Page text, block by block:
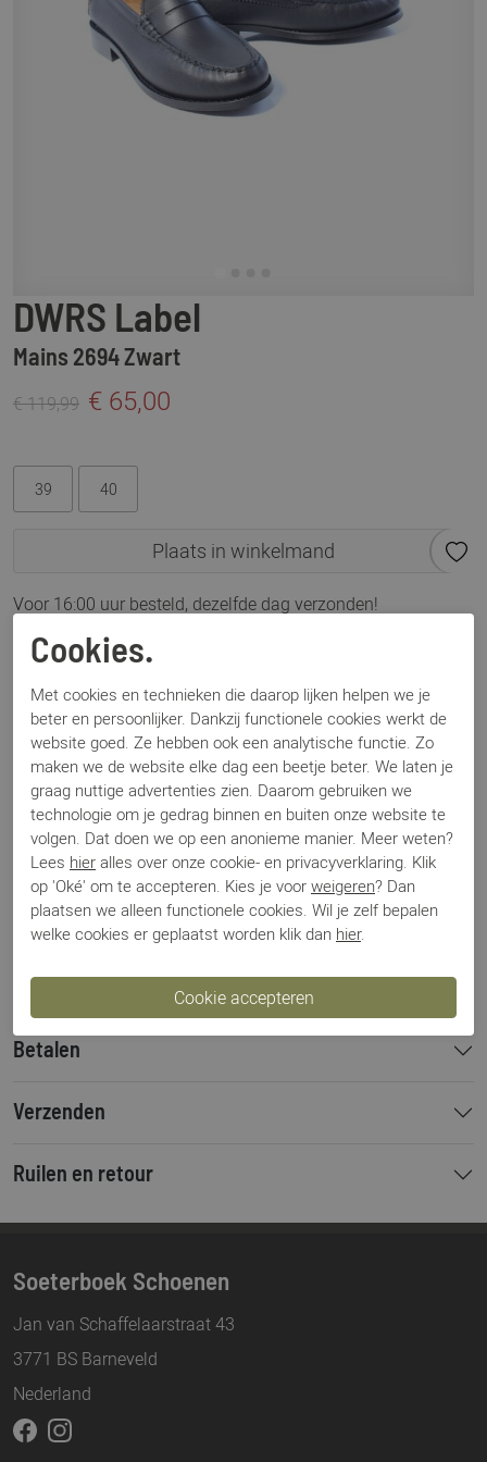
DWRS Label
Mains 2694 Zwart
€ 119,99 € 65,00
39 40
Plaats in winkelmand
Voor 16:00 uur besteld, dezelfde dag verzonden!
Omschrijving
Mains 2694 zwart
Specificaties
Merk
DWRS Label
Artikelnummer
Mains 2694
Los voetbed
Nee
Categorie
Instappers
Kleur
Zwart
Materiaal
Leer
Bestelcode
000003443
Betalen
Verzenden
Ruilen en retour
Soeterboek Schoenen
Jan van Schaffelaarstraat 43
3771 BS Barneveld
Nederland
Cookies.
Met cookies en technieken die daarop lijken helpen we je
beter en persoonlijker. Dankzij functionele cookies werkt de
website goed. Ze hebben ook een analytische functie. Zo
maken we de website elke dag een beetje beter. We laten je
graag nuttige advertenties zien. Daarom gebruiken we
technologie om je gedrag binnen en buiten onze website te
volgen. Dat doen we op een anonieme manier. Meer weten?
Lees hier alles over onze cookie- en privacyverklaring. Klik
op 'Oké' om te accepteren. Kies je voor weigeren? Dan
plaatsen we alleen functionele cookies. Wil je zelf bepalen
welke cookies er geplaatst worden klik dan hier.